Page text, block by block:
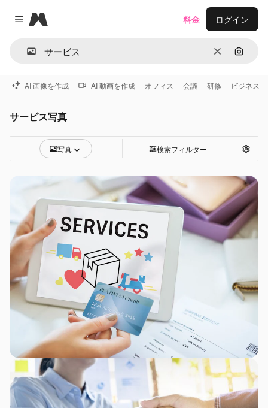
Close menu
Magnific
消去 画像で
料金 ログイン
AI 画像を作成 AI 動画を作成 オフィス 会議 研修 ビジネス
サービス写真
写真 検索フィルター